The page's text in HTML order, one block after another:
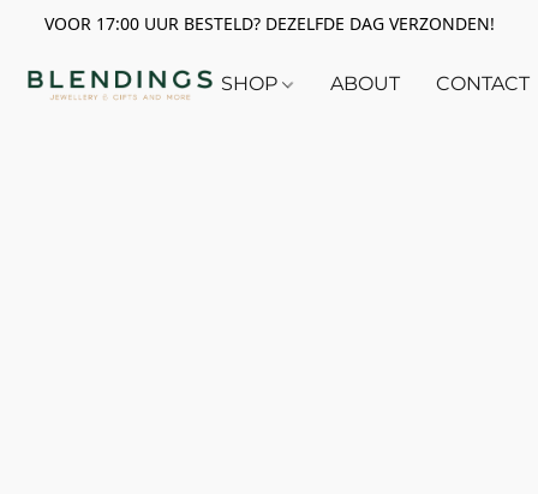
VOOR 17:00 UUR BESTELD? DEZELFDE DAG VERZONDEN!
SHOP ABOUT CONTACT